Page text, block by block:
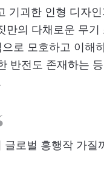
기괴한 인형 디자
만의 다채로운 무기
로 모호하고 이해
반전도 존재하는
글로벌 흥행작 가질